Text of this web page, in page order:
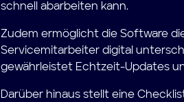
schnell abarbeiten kann.
Zudem ermöglicht die Software
Servicemitarbeiter digital
gewährleistet Echtzeit-Updates
Darüber hinaus stellt eine